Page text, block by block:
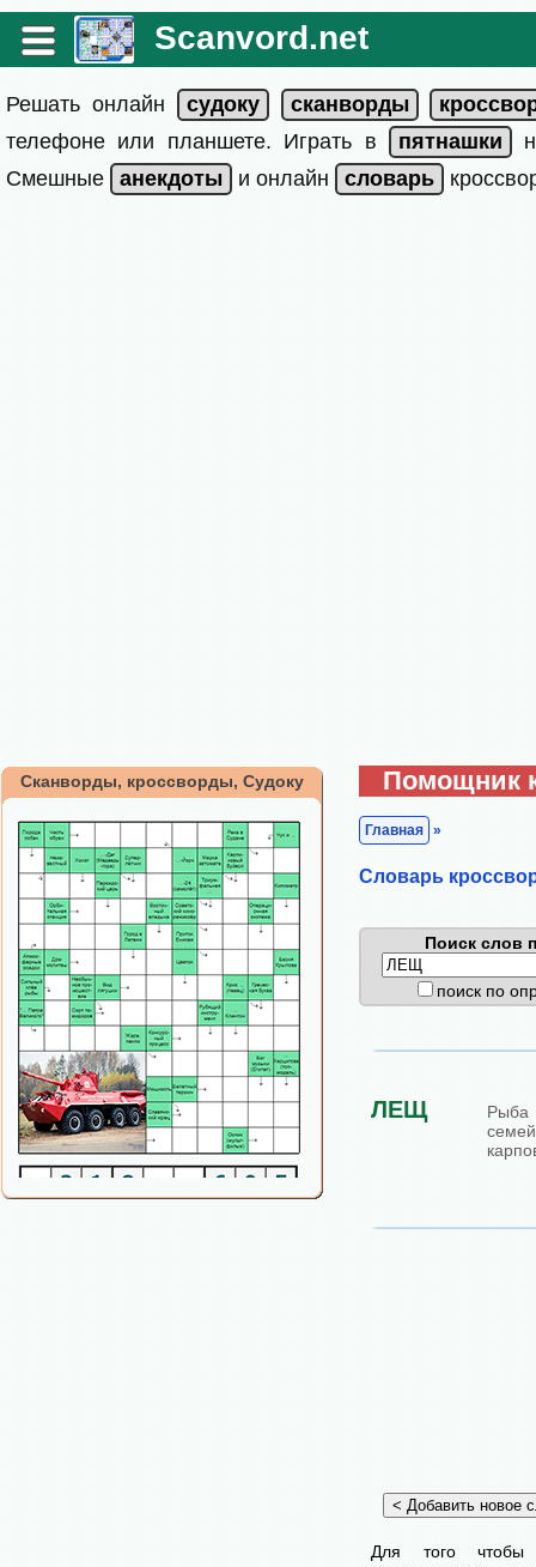
Scanvord.net
Решать онлайн
телефоне или планшете. Играть в
Смешные
и онлайн
Сканворды, кроссворды, Судоку Помощник
Главная »
Cловарь
Поиск слов
поиск по
ЛЕЩ
Рыба
Для того чтобы